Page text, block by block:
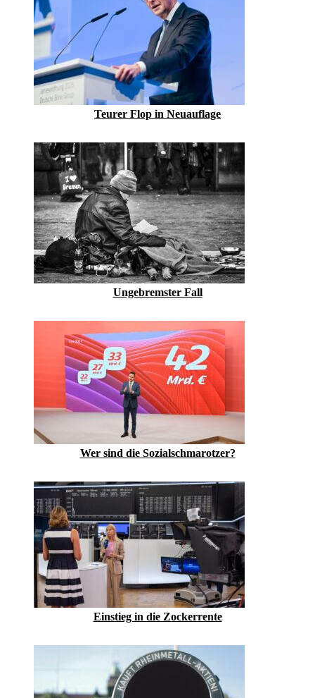
Teurer Flop in Neuauflage
Ungebremster Fall
Wer sind die Sozialschmarotzer?
Einstieg in die Zockerrente